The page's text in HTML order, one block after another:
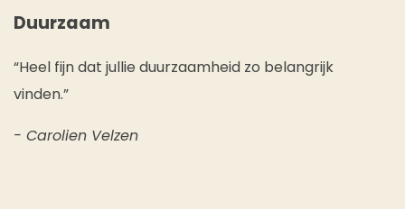
Duurzaam
“Heel fijn dat jullie duurzaamheid zo belangrijk
vinden.”
- Carolien Velzen